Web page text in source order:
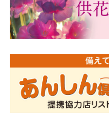
瀬 ご参加ありがとうご
2024/01/19令和6年能
告
人形供養
2023/12/16終活なるほ
ス®上鶴間 エンディング
2023/11/29 永田屋創業
ントホテル東京町田